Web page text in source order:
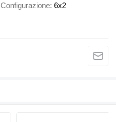
Configurazione 6x2